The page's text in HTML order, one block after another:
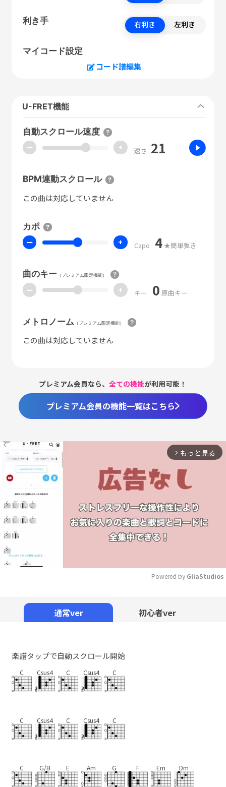
利き手 右利き 左利き
マイコード設定
コード譜編集
U-FRET機能
自動スクロール速度
ー + 速さ 21
BPM連動スクロール
この曲は対応していません
カポ
ー + Capo 4 ★簡単弾き
曲のキー（プレミアム限定機能）
ー + キー 0 原曲キー
メトロノーム （プレミアム限定機能）
この曲は対応していません
プレミアム会員なら、全ての機能が利用可能！
プレミアム会員の機能一覧はこちら
arrow_forward_ios もっと見る
Powered by GliaStudios
通常ver 初心者ver
楽譜タップで自動スクロール開始
C Csus4 C Csus4 C
C Csus4 C Csus4 C
C G/B E Am G F Em Dm